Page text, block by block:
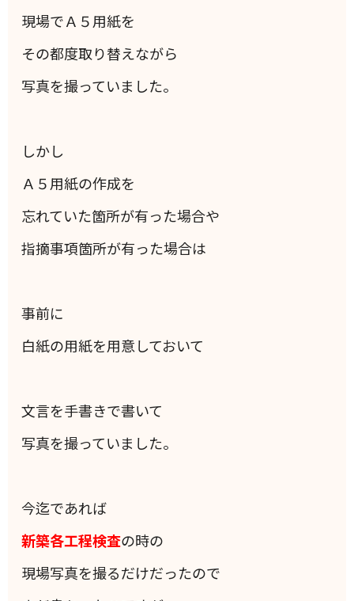
現場でＡ５用紙を
その都度取り替えながら
写真を撮っていました。
しかし
Ａ５用紙の作成を
忘れていた箇所が有った場合や
指摘事項箇所が有った場合は
事前に
白紙の用紙を用意しておいて
文言を手書きで書いて
写真を撮っていました。
今迄であれば
新築各工程検査の時の
現場写真を撮るだけだったので